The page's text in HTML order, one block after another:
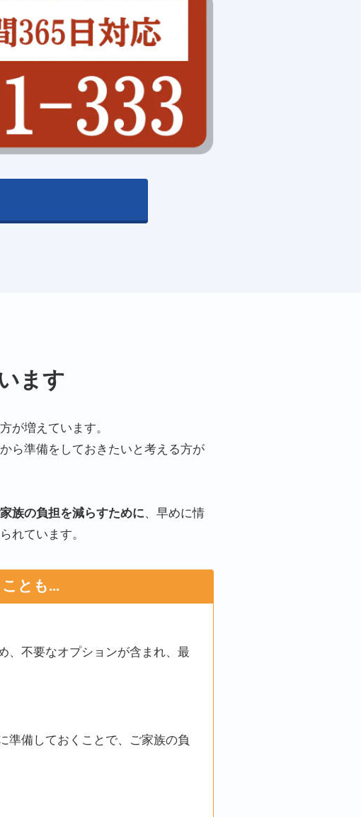
ます
が増えています。
ら準備をしておきたいと考える方が
族の負担を減らすために、早めに情
れています。
とも...
、不要なオプションが含まれ、最
準備しておくことで、ご家族の負